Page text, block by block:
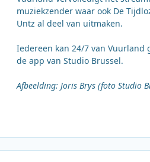
muziekzender waar ook De
Untz al deel van uitmaken.
Iedereen kan 24/7 van Vuurland
de app van Studio Brussel.
Afbeelding: Joris Brys (foto Studio